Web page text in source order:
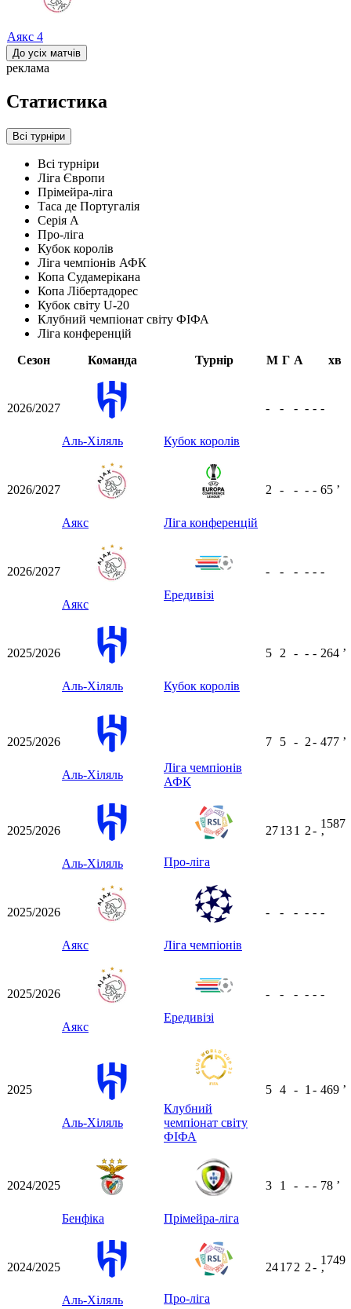
Аякс 4
До усіх матчів
реклама
Статистика
Всі турніри
Всі турніри
Ліга Європи
Прімейра-ліга
Таса де Португалія
Серія А
Про-ліга
Кубок королів
Ліга чемпіонів АФК
Копа Судамерікана
Копа Лібертадорес
Кубок світу U-20
Клубний чемпіонат світу ФІФА
Ліга конференцій
Сезон
Команда Турнір М Г А хв
2026/2027
Аль-Хіляль Кубок королів
- - - - - -
2026/2027
Аякс Ліга конференцій
2 - - - - 65 ʼ
2026/2027
Аякс
Ередивізі
- - - - - -
2025/2026
Аль-Хіляль Кубок королів
5 2 - - - 264 ʼ
2025/2026
Аль-Хіляль
Ліга чемпіонів
АФК
7 5 - 2- 477 ʼ
2025/2026
Аль-Хіляль Про-ліга
27131 2-
1587
ʼ
2025/2026
Аякс Ліга чемпіонів
- - - - - -
2025/2026
Аякс
Ередивізі
- - - - - -
2025
Аль-Хіляль
Клубний
чемпіонат світу
ФІФА
5 4 - 1 - 469 ʼ
2024/2025
Бенфіка Прімейра-ліга
3 1 - - - 78 ʼ
2024/2025
Аль-Хіляль Про-ліга
24172 2-
1749
ʼ